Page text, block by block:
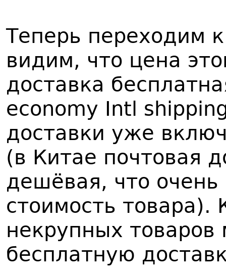
Теперь переходим
видим, что цена
доставка
economy Intl
доставки уже
(в Китае почтовая
дешёвая, что очень
стоимость товара).
некрупных
бесплатную